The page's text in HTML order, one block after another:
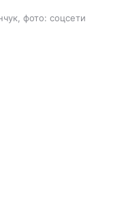
фото: соцсети